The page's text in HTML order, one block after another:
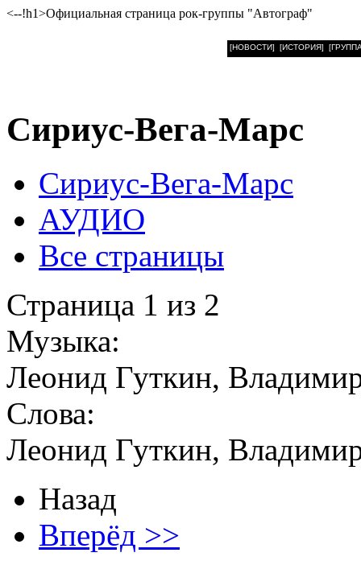
<--!h1>Официальная страница рок-группы "Автограф"
[НОВОСТИ] [ИСТОРИЯ]
Сириус-Вега-Марс
Сириус-Вега-Марс
АУДИО
Все страницы
Страница 1 из 2
Музыка:
Леонид Гуткин,
Слова:
Леонид Гуткин,
Назад
Вперёд >>